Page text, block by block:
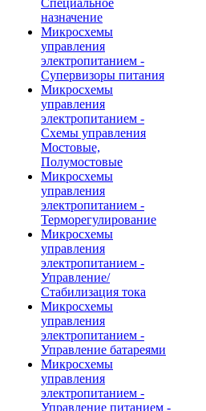
Специальное
назначение
Микросхемы
управления
электропитанием -
Супервизоры питания
Микросхемы
управления
электропитанием -
Схемы управления
Мостовые,
Полумостовые
Микросхемы
управления
электропитанием -
Терморегулирование
Микросхемы
управления
электропитанием -
Управление/
Стабилизация тока
Микросхемы
управления
электропитанием -
Управление батареями
Микросхемы
управления
электропитанием -
Управление питанием -